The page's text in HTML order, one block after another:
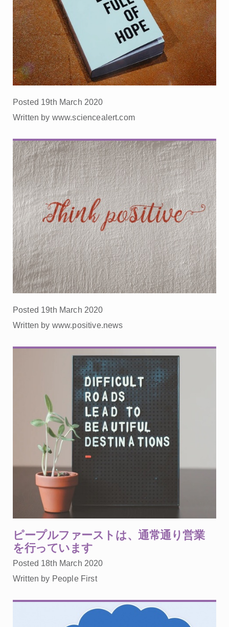
Posted 19th March 2020
Written by www.sciencealert.com
Posted 19th March 2020
Written by www.positive.news
ピープルファーストは、通常通り営業
を行っています
Posted 18th March 2020
Written by People First